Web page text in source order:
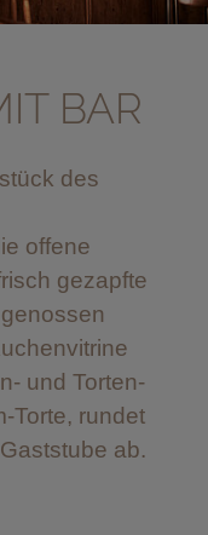
BAR
des
offene
gezapfte
und Torten-
Torte, rundet
ab.